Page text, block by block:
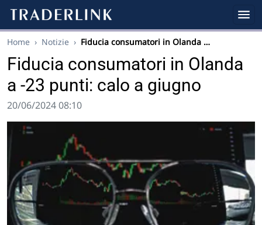
Home › Notizie › Fiducia consumatori in Olanda …
Fiducia consumatori in Olanda
a -23 punti: calo a giugno
20/06/2024 08:10